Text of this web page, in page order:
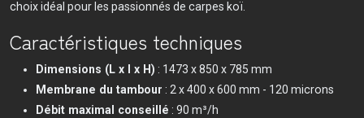
choix idéal pour les passionnés de carpes koï.
Caractéristiques techniques
Dimensions (L x l x H) : 1473 x 850 x 785 mm
Membrane du tambour : 2 x 400 x 600 mm - 120 microns
Débit maximal conseillé : 90 m³/h